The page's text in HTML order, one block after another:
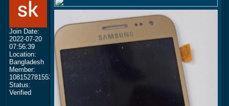
Join Date:
2022-07-20
07:56:39
Location:
Bangladesh
Member:
108152781553702003801
Status:
Verified